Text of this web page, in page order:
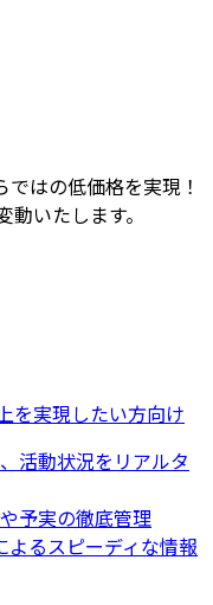
ではの低価格を実現！
いたします。
を実現したい方向け
活動状況をリアルタ
予実の徹底管理
るスピーディな情報